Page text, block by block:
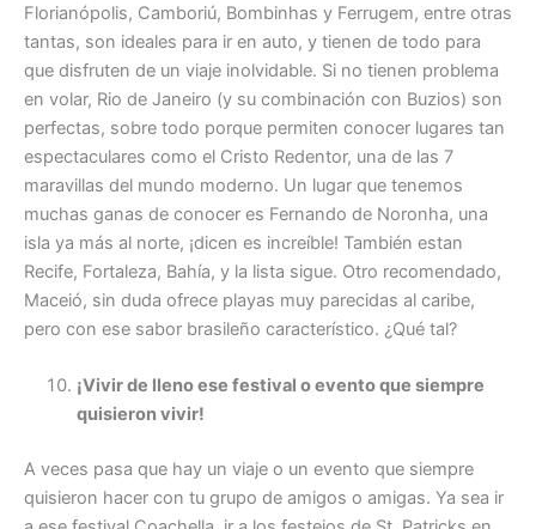
Florianópolis, Camboriú, Bombinhas y Ferrugem, entre otras
tantas, son ideales para ir en auto, y tienen de todo para
que disfruten de un viaje inolvidable. Si no tienen problema
en volar, Rio de Janeiro (y su combinación con Buzios) son
perfectas, sobre todo porque permiten conocer lugares tan
espectaculares como el Cristo Redentor, una de las 7
maravillas del mundo moderno. Un lugar que tenemos
muchas ganas de conocer es Fernando de Noronha, una
isla ya más al norte, ¡dicen es increíble! También estan
Recife, Fortaleza, Bahía, y la lista sigue. Otro recomendado,
Maceió, sin duda ofrece playas muy parecidas al caribe,
pero con ese sabor brasileño característico. ¿Qué tal?
¡Vivir de lleno ese festival o evento que siempre
quisieron vivir!
A veces pasa que hay un viaje o un evento que siempre
quisieron hacer con tu grupo de amigos o amigas. Ya sea ir